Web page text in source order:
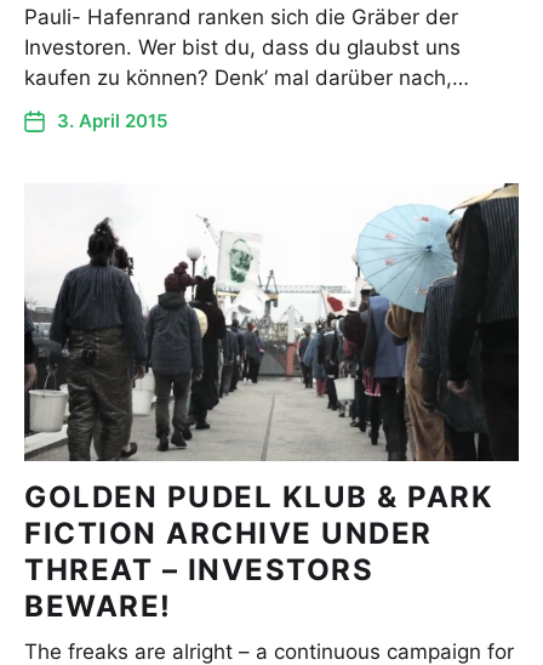
Pauli- Hafenrand ranken sich die Gräber der
Investoren. Wer bist du, dass du glaubst uns
kaufen zu können? Denk’ mal darüber nach,…
3. April 2015
GOLDEN PUDEL KLUB & PARK
FICTION ARCHIVE UNDER
THREAT – INVESTORS
BEWARE!
The freaks are alright – a continuous campaign for